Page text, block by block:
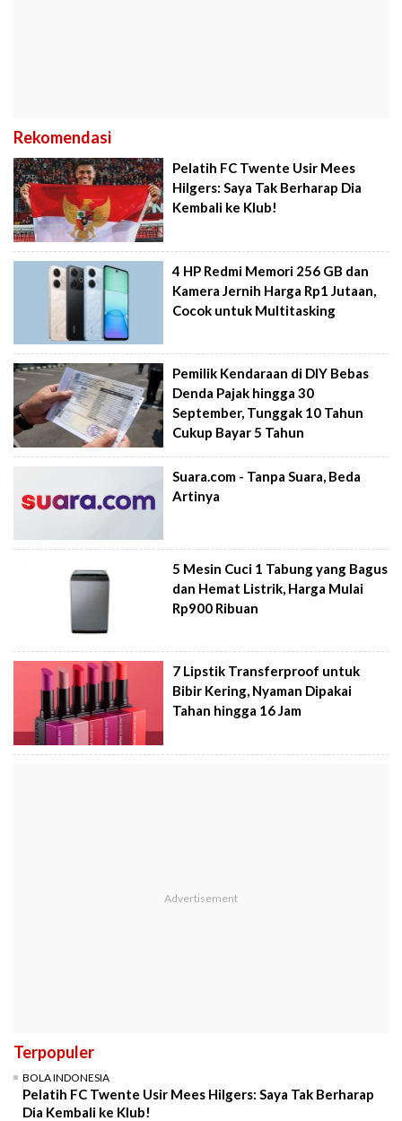
Rekomendasi
Pelatih FC Twente Usir Mees
Hilgers: Saya Tak Berharap Dia
Kembali ke Klub!
4 HP Redmi Memori 256 GB dan
Kamera Jernih Harga Rp1 Jutaan,
Cocok untuk Multitasking
Pemilik Kendaraan di DIY Bebas
Denda Pajak hingga 30
September, Tunggak 10 Tahun
Cukup Bayar 5 Tahun
Suara.com - Tanpa Suara, Beda
Artinya
5 Mesin Cuci 1 Tabung yang Bagus
dan Hemat Listrik, Harga Mulai
Rp900 Ribuan
7 Lipstik Transferproof untuk
Bibir Kering, Nyaman Dipakai
Tahan hingga 16 Jam
Terpopuler
BOLA INDONESIA
Pelatih FC Twente Usir Mees Hilgers: Saya Tak Berharap
Dia Kembali ke Klub!